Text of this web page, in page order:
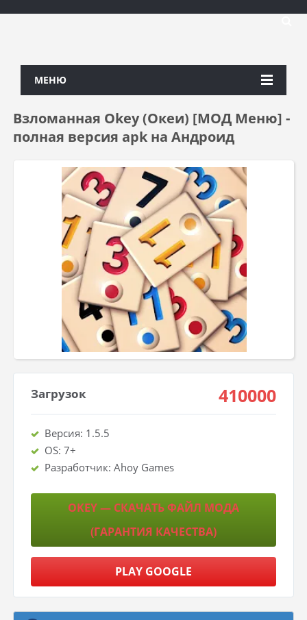
МЕНЮ
Взломанная Okey (Океи) [МОД Меню] -
полная версия apk на Андроид
Загрузок 410000
Версия: 1.5.5
OS: 7+
Разработчик: Ahoy Games
OKEY — СКАЧАТЬ ФАЙЛ МОДА
(ГАРАНТИЯ КАЧЕСТВА)
PLAY GOOGLE